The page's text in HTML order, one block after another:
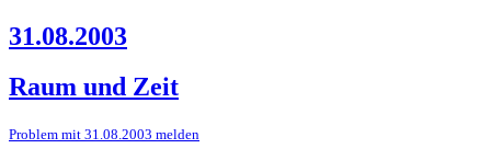
31.08.2003
Raum und Zeit
Problem mit 31.08.2003 melden